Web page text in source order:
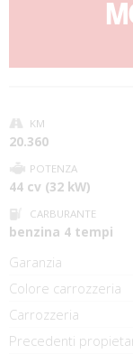
KM
20.360
POTENZA
44 cv (32 kW)
CARBURANTE
benzina 4 tempi
Garanzia
Colore carrozzeria
Carrozzeria
Precedenti